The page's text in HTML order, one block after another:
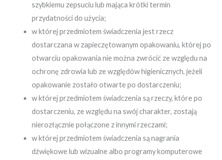
szybkiemu zepsuciu lub mająca krótki termin
przydatności do użycia;
w której przedmiotem świadczenia jest rzecz
dostarczana w zapieczętowanym opakowaniu, której po
otwarciu opakowania nie można zwrócić ze względu na
ochronę zdrowia lub ze względów higienicznych, jeżeli
opakowanie zostało otwarte po dostarczeniu;
w której przedmiotem świadczenia są rzeczy, które po
dostarczeniu, ze względu na swój charakter, zostają
nierozłącznie połączone z innymi rzeczami;
w której przedmiotem świadczenia są nagrania
dźwiękowe lub wizualne albo programy komputerowe